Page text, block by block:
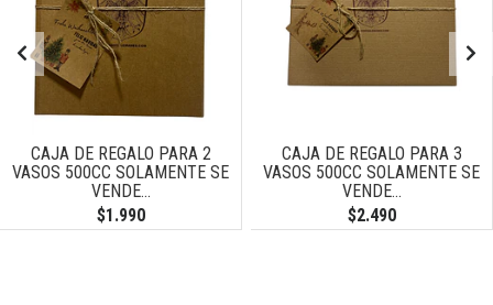
CAJA DE REGALO PARA 2
VASOS 500CC SOLAMENTE SE
VENDE...
$1.990
CAJA DE REGALO PARA 3
VASOS 500CC SOLAMENTE SE
VENDE...
$2.490